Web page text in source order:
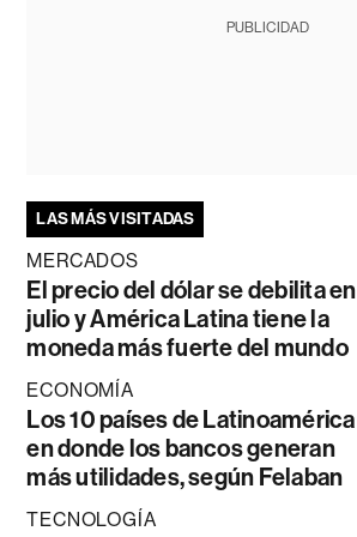
PUBLICIDAD
LAS MÁS VISITADAS
MERCADOS
El precio del dólar se debilita en
julio y América Latina tiene la
moneda más fuerte del mundo
ECONOMÍA
Los 10 países de Latinoamérica
en donde los bancos generan
más utilidades, según Felaban
TECNOLOGÍA